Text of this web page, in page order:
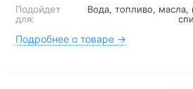
Подойдет
для:
Вода, топливо,
Подробнее о товаре →